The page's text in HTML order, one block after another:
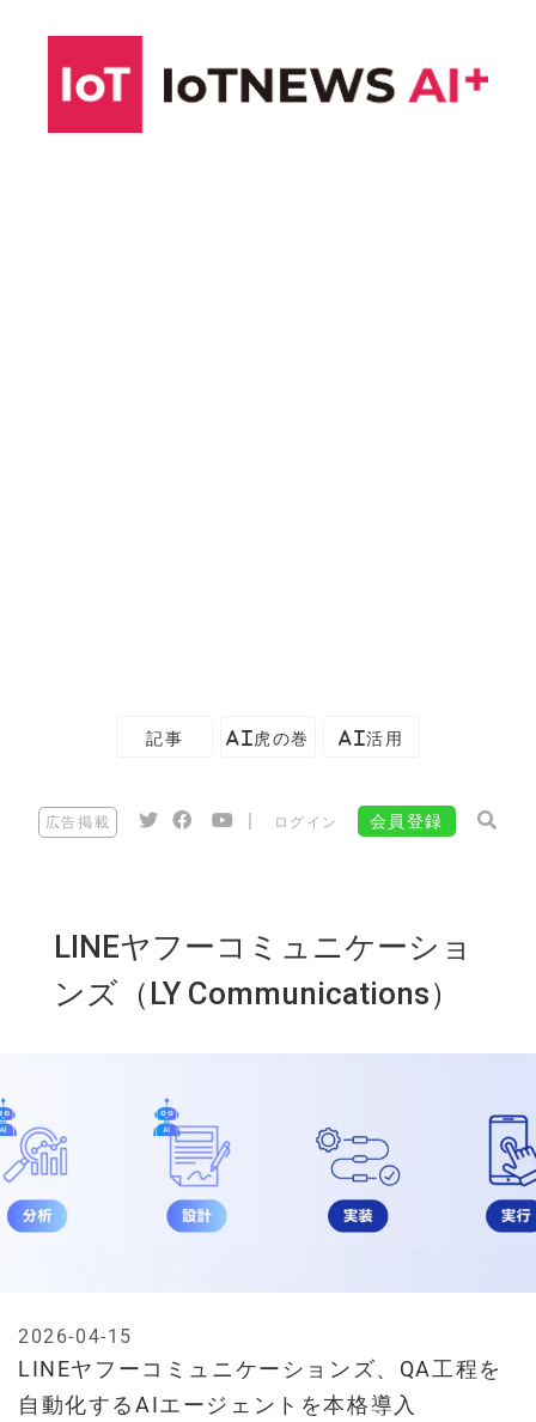
記事 AI虎の巻 AI活用
広告掲載 ログイン 会員登録
LINEヤフーコミュニケーショ
ンズ（LY Communications）
LINEヤフーコミュニケーションズ、QA工程を
自動化するAIエージェントを本格導入
2026-04-15